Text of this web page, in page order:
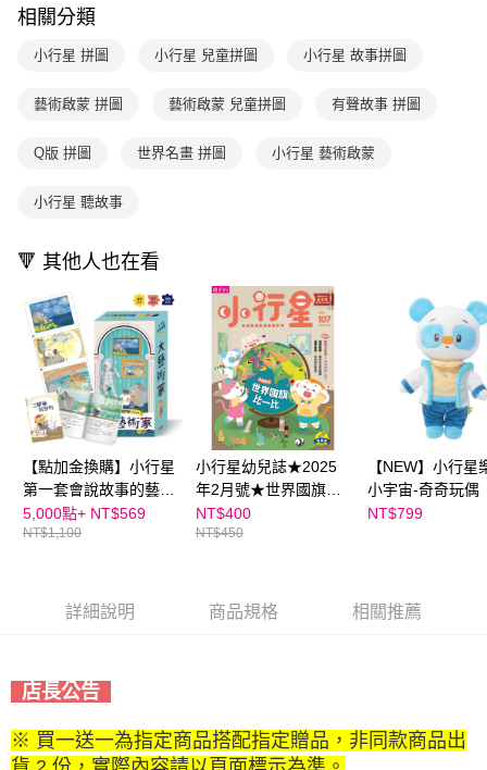
【注意事項】
1.本服務係由「台灣大哥大股份有限公司」（以下簡稱本公司）所提供，讓
用戶於交易時，得透過本服務購買商品或服務，並由商店將買賣／分期付款
買賣價金債權讓與本公司後，依約使用本公司帳單繳交帳款。
資料（包含姓名、電話或地址）提供予台灣大哥大進項蒐集、處理及利用，
3.完整用戶服務條款，請詳閱以下連結：
https://oppay.tw/userRule
ATM／網路銀行／等多元方式進行付款，方視為交易完成。
購買商品的店家。未經商家同意取消之訂單仍視為有效，需透過AFTEE先享
※ 交易是否成功請以「AFTEE先享後付 」之結帳頁面顯示為準，若有關於
是否繳費成功／繳費後需取消欲退款等相關疑問，請聯繫「AFTEE先享後付
易，需依本服務之必要範圍內提供個人資料，並將交易相關給付款項請求債
２．關於個人資料處理事宜，請瀏覽以下網址：
https://aftee.tw/terms/#terms3
３．未成年的使用者請事先徵得法定代理人或監護人之同意方可使用
「AFTEE先享後付」，若未經同意申辦者引起之損失，本公司不負相關責
任。
４．使用「AFTEE先享後付」時，將依據個別帳號之用戶狀況，依本公司即
時審查核予不同之上限額度；若仍有額度不足之情形，本公司將視審查結果
請求用戶進行身份認證。
５．嚴禁一人註冊多個帳號或使用他人資訊註冊。若發現惡意使用之情形，
恩沛科技股份有限公司將有權停止該用戶之使用額度並採取法律行動。
相關分類
小行星 拼圖 小行星 兒童拼圖 小行星 故事拼圖
藝術啟蒙 拼圖 藝術啟蒙 兒童拼圖 有聲故事 拼圖
Q版 拼圖 世界名畫 拼圖 小行星 藝術啟蒙
小行星 聽故事
🔻 其他人也在看
【點加金換購】小行星
第一套會說故事的藝術
啟蒙拼圖｜內含3款Q
版世界名畫
5,000點+ NT$569
NT$1,100
小行星幼兒誌★2025
年2月號★世界國旗比
一比
NT$400
NT$450
【NEW】小行星
小宇宙-奇奇玩偶
NT$799
詳細說明 商品規格 相關推薦
店長公告
※ 買一送一為指定商品搭配指定贈品，非同款商品出